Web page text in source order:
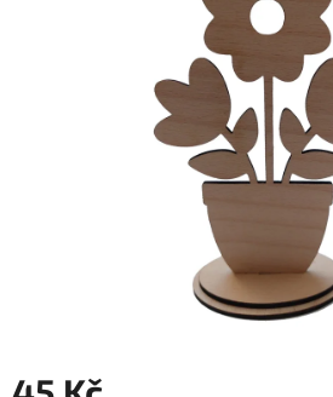
hvězdiček.